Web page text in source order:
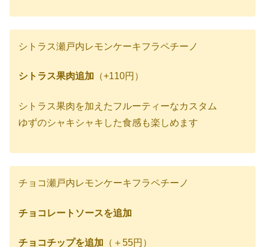
シトラス瀬戸内レモンケーキフラペチーノ
シトラス果肉追加 （+110円）
シトラス果肉を加えたフルーティーなカスタム
ゆずのシャキシャキした食感も楽しめます
チョコ瀬戸内レモンケーキフラペチーノ
チョコレートソースを追加
チョコチップを追加 （＋55円）